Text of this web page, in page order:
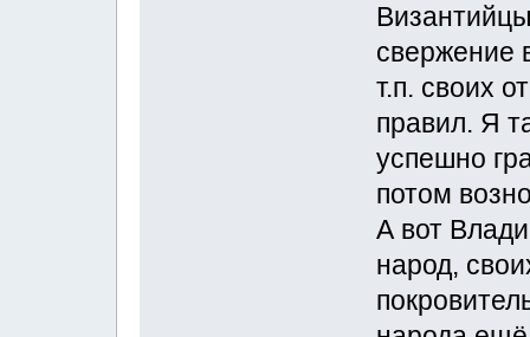
свержение
т.п. своих
правил. Я
успешно
потом
А вот
народ,